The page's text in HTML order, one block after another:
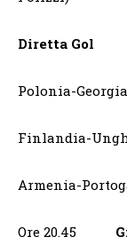
Diretta Gol
Polonia-
Finlandia-
Armenia-
Ore 20.45